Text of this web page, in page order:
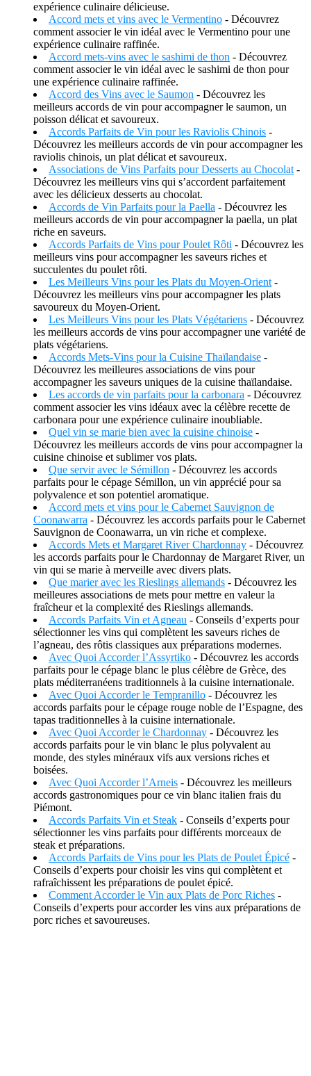
expérience culinaire délicieuse.
Accord mets et vins avec le Vermentino - Découvrez
comment associer le vin idéal avec le Vermentino pour une
expérience culinaire raffinée.
Accord mets-vins avec le sashimi de thon - Découvrez
comment associer le vin idéal avec le sashimi de thon pour
une expérience culinaire raffinée.
Accord des Vins avec le Saumon - Découvrez les
meilleurs accords de vin pour accompagner le saumon, un
poisson délicat et savoureux.
Accords Parfaits de Vin pour les Raviolis Chinois -
Découvrez les meilleurs accords de vin pour accompagner les
raviolis chinois, un plat délicat et savoureux.
Associations de Vins Parfaits pour Desserts au Chocolat -
Découvrez les meilleurs vins qui s’accordent parfaitement
avec les délicieux desserts au chocolat.
Accords de Vin Parfaits pour la Paella - Découvrez les
meilleurs accords de vin pour accompagner la paella, un plat
riche en saveurs.
Accords Parfaits de Vins pour Poulet Rôti - Découvrez les
meilleurs vins pour accompagner les saveurs riches et
succulentes du poulet rôti.
Les Meilleurs Vins pour les Plats du Moyen-Orient -
Découvrez les meilleurs vins pour accompagner les plats
savoureux du Moyen-Orient.
Les Meilleurs Vins pour les Plats Végétariens - Découvrez
les meilleurs accords de vins pour accompagner une variété de
plats végétariens.
Accords Mets-Vins pour la Cuisine Thaïlandaise -
Découvrez les meilleures associations de vins pour
accompagner les saveurs uniques de la cuisine thaïlandaise.
Les accords de vin parfaits pour la carbonara - Découvrez
comment associer les vins idéaux avec la célèbre recette de
carbonara pour une expérience culinaire inoubliable.
Quel vin se marie bien avec la cuisine chinoise -
Découvrez les meilleurs accords de vins pour accompagner la
cuisine chinoise et sublimer vos plats.
Que servir avec le Sémillon - Découvrez les accords
parfaits pour le cépage Sémillon, un vin apprécié pour sa
polyvalence et son potentiel aromatique.
Accord mets et vins pour le Cabernet Sauvignon de
Coonawarra - Découvrez les accords parfaits pour le Cabernet
Sauvignon de Coonawarra, un vin riche et complexe.
Accords Mets et Margaret River Chardonnay - Découvrez
les accords parfaits pour le Chardonnay de Margaret River, un
vin qui se marie à merveille avec divers plats.
Que marier avec les Rieslings allemands - Découvrez les
meilleures associations de mets pour mettre en valeur la
fraîcheur et la complexité des Rieslings allemands.
Accords Parfaits Vin et Agneau - Conseils d’experts pour
sélectionner les vins qui complètent les saveurs riches de
l’agneau, des rôtis classiques aux préparations modernes.
Avec Quoi Accorder l’Assyrtiko - Découvrez les accords
parfaits pour le cépage blanc le plus célèbre de Grèce, des
plats méditerranéens traditionnels à la cuisine internationale.
Avec Quoi Accorder le Tempranillo - Découvrez les
accords parfaits pour le cépage rouge noble de l’Espagne, des
tapas traditionnelles à la cuisine internationale.
Avec Quoi Accorder le Chardonnay - Découvrez les
accords parfaits pour le vin blanc le plus polyvalent au
monde, des styles minéraux vifs aux versions riches et
boisées.
Avec Quoi Accorder l’Arneis - Découvrez les meilleurs
accords gastronomiques pour ce vin blanc italien frais du
Piémont.
Accords Parfaits Vin et Steak - Conseils d’experts pour
sélectionner les vins parfaits pour différents morceaux de
steak et préparations.
Accords Parfaits de Vins pour les Plats de Poulet Épicé -
Conseils d’experts pour choisir les vins qui complètent et
rafraîchissent les préparations de poulet épicé.
Comment Accorder le Vin aux Plats de Porc Riches -
Conseils d’experts pour accorder les vins aux préparations de
porc riches et savoureuses.